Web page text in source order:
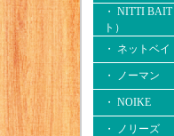
・ NITTI
ト）
・ ネットベイ
・ ノーマン
・ NOIKE
・ ノリーズ